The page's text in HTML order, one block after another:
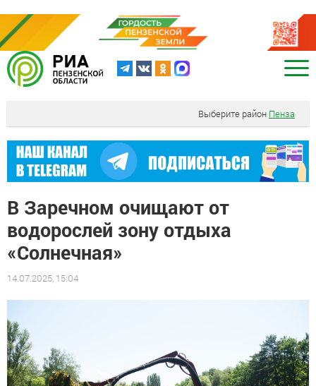
Выберите район Пенза
В Заречном очищают от
водорослей зону отдыха
«Солнечная»
14.07.2025, 15:04